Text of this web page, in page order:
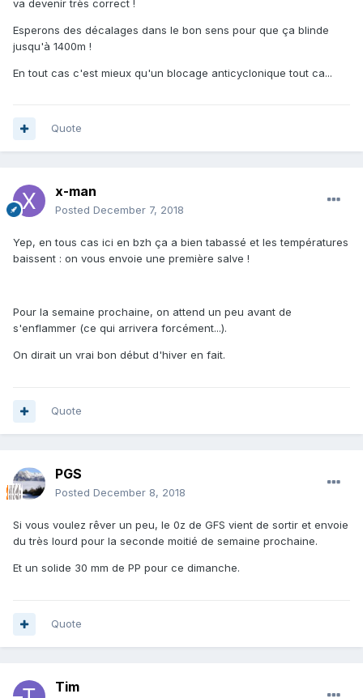
va devenir très correct !
Esperons des décalages dans le bon sens pour que ça blinde
jusqu'à 1400m !
En tout cas c'est mieux qu'un blocage anticyclonique tout ca...
Quote
x-man
Posted December 7, 2018
Yep, en tous cas ici en bzh ça a bien tabassé et les températures
baissent : on vous envoie une première salve !
Pour la semaine prochaine, on attend un peu avant de
s'enflammer (ce qui arrivera forcément...).
On dirait un vrai bon début d'hiver en fait.
Quote
PGS
Posted December 8, 2018
Si vous voulez rêver un peu, le 0z de GFS vient de sortir et envoie
du très lourd pour la seconde moitié de semaine prochaine.
Et un solide 30 mm de PP pour ce dimanche.
Quote
Tim